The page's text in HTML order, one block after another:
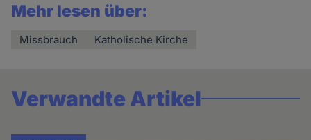
Mehr lesen über:
Missbrauch Katholische Kirche
Verwandte Artikel